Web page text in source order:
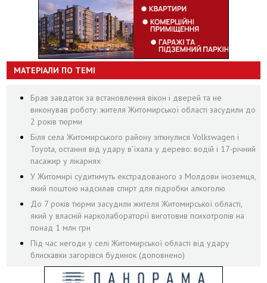
МАТЕРІАЛИ ПО ТЕМІ
Брав завдаток за встановлення вікон і дверей та не
виконував роботу: жителя Житомирської області засудили до
2 років тюрми
Біля села Житомирського району зіткнулися Volkswagen і
Toyota, остання від удару вʼїхала у дерево: водій і 17-річний
пасажир у лікарнях
У Житомирі судитимуть екстрадованого з Молдови іноземця,
який поштою надсилав спирт для підробки алкоголю
До 7 років тюрми засудили жителя Житомирської області,
який у власній нарколабораторії виготовив психотропів на
понад 1 млн грн
Під час негоди у селі Житомирської області від удару
блискавки загорівся будинок (доповнено)